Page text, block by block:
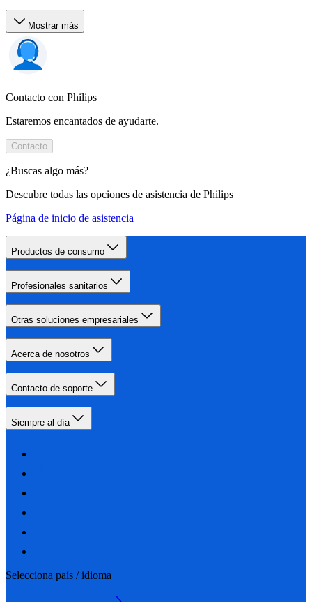
Mostrar más
Contacto con Philips
Estaremos encantados de ayudarte.
Contacto
¿Buscas algo más?
Descubre todas las opciones de asistencia de Philips
Página de inicio de asistencia
Productos de consumo
Profesionales sanitarios
Otras soluciones empresariales
Acerca de nosotros
Contacto de soporte
Siempre al día
Selecciona país / idioma